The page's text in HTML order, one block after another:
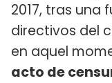
2017, tras una
directivos del
en aquel
acto de